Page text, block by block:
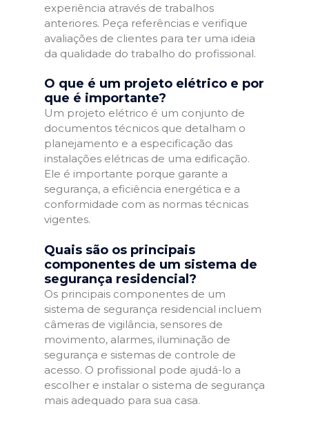
experiência através de trabalhos
anteriores. Peça referências e verifique
avaliações de clientes para ter uma ideia
da qualidade do trabalho do profissional.
O que é um projeto elétrico e por
que é importante?
Um projeto elétrico é um conjunto de
documentos técnicos que detalham o
planejamento e a especificação das
instalações elétricas de uma edificação.
Ele é importante porque garante a
segurança, a eficiência energética e a
conformidade com as normas técnicas
vigentes.
Quais são os principais
componentes de um sistema de
segurança residencial?
Os principais componentes de um
sistema de segurança residencial incluem
câmeras de vigilância, sensores de
movimento, alarmes, iluminação de
segurança e sistemas de controle de
acesso. O profissional pode ajudá-lo a
escolher e instalar o sistema de segurança
mais adequado para sua casa.